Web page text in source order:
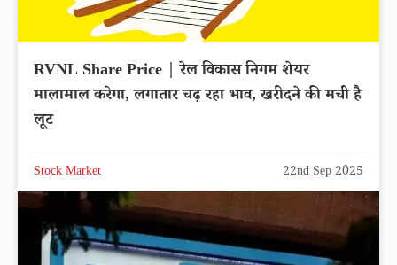
RVNL Share Price | रेल विकास निगम शेयर
मालामाल करेगा, लगातार चढ़ रहा भाव, खरीदने की मची है
लूट
Stock Market 22nd Sep 2025